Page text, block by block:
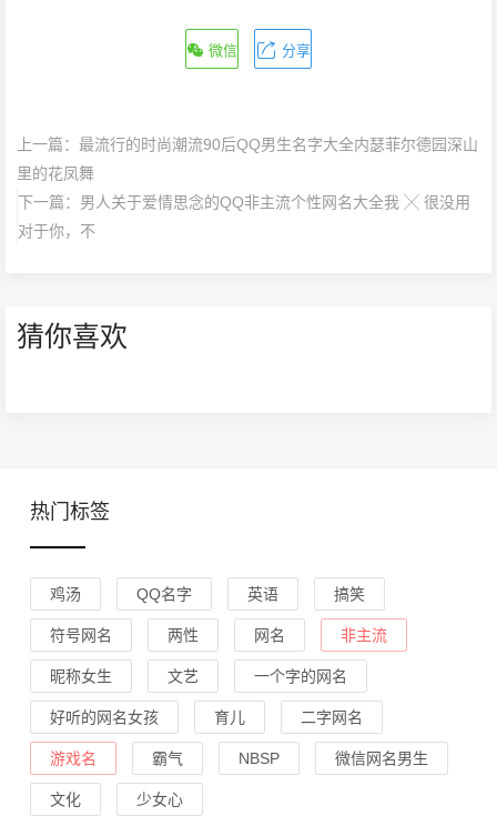
微信 分享
上一篇： 最流行的时尚潮流90后QQ男生名字大全内瑟菲尔德园深山
里的花凤舞
下一篇： 男人关于爱情思念的QQ非主流个性网名大全我 ╳ 很没用
对于你，不
猜你喜欢
热门标签
鸡汤 QQ名字 英语 搞笑
符号网名 两性 网名 非主流
昵称女生 文艺 一个字的网名
好听的网名女孩 育儿 二字网名
游戏名 霸气 NBSP 微信网名男生
文化 少女心